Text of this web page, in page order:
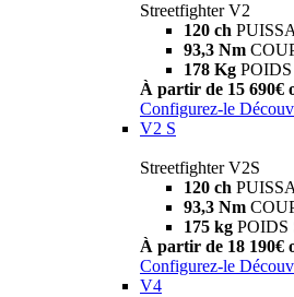
Streetfighter V2
120 ch
93,3 Nm
178 Kg
À partir de 15 690€
Configurez-le
V2 S
Streetfighter V2S
120 ch
93,3 Nm
175 kg
À partir de 18 190€
Configurez-le
V4